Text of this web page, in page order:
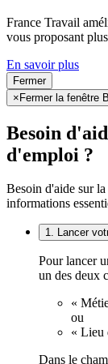
France Travail
vous proposant
En savoir plus
Fermer
×Fermer la fenêtre
Besoin
d'emploi ?
Besoin d'aide sur
informations
1. Lancer
Pour lancer
un des deux
«
ou
« Lieu
Dans le